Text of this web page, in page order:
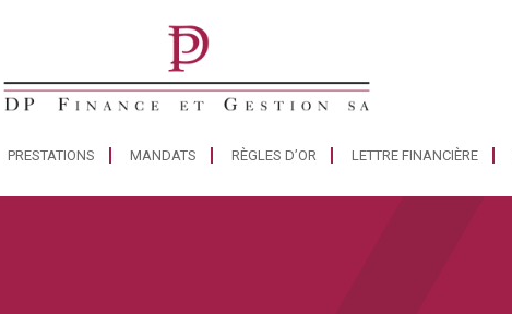
PRESTATIONS MANDATS RÈGLES D’OR LETTRE FINANCIÈRE